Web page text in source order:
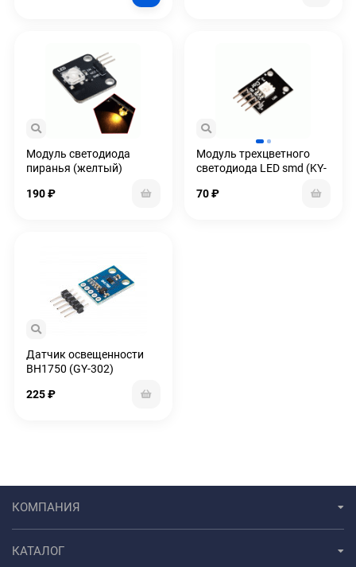
Модуль светодиода
пиранья (желтый)
190₽
Модуль трехцветного
светодиода LED smd (KY-
70₽
Датчик освещенности
BH1750 (GY-302)
225₽
КОМПАНИЯ
КАТАЛОГ